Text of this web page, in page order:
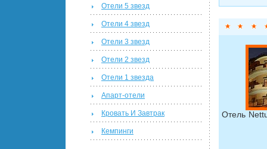
Отель
Отели 5 звезд
Отели 4 звезд
Отели 3 звезд
Отели 2 звезд
Отели 1 звезда
Апарт-отели
Кровать И Завтрак
Кемпинги